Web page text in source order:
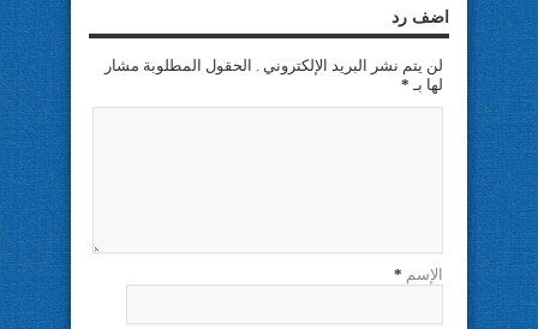
اضف رد
لن يتم نشر البريد الإلكتروني . الحقول المطلوبة مشار
لها بـ *
الإسم *